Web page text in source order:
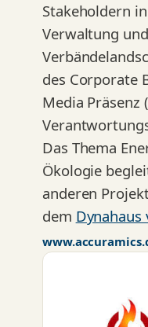
Stakeholdern
Verwaltung
des Corporate
Media Präsenz
Das Thema
Ökologie
anderen
dem Dynahaus